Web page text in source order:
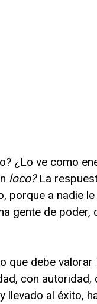
¿Lo ve como
loco? La
porque a nadie
gente de poder,
que debe valorar
con autoridad,
al éxito,